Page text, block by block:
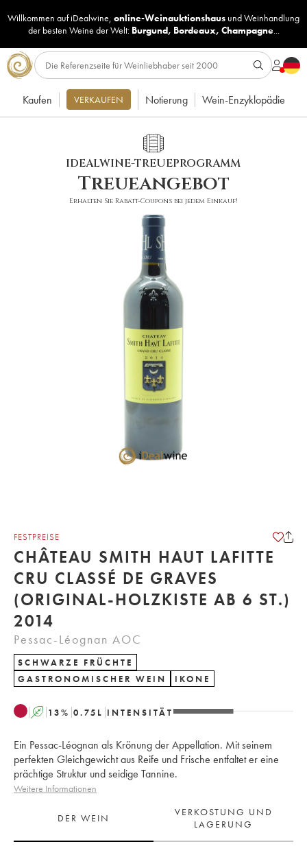
Willkommen auf iDealwine, online-Weinauktionshaus undWeinhandlung
der besten Weine der Welt: Burgund, Bordeaux, Champagne...
Kaufen VERKAUFEN Notierung Wein-Enzyklopädie
IDEALWINE-TREUEPROGRAMM
Treueangebot
Erhalten Sie Rabatt-Coupons bei jedem Einkauf!
FESTPREISE
CHÂTEAU SMITH HAUT LAFITTE
CRU CLASSÉ DE GRAVES
(ORIGINAL-HOLZKISTE AB 6 ST.)
2014
Pessac-Léognan AOC
SCHWARZE FRÜCHTE
GASTRONOMISCHER WEIN
IKONE
A 13% 0.75 L INTENSITÄT
Ein Pessac-Léognan als Krönung der Appellation. Mit seinem
perfekten Gleichgewicht aus Reife und Frische entfaltet er eine
prächtige Struktur und seidige Tannine.
Weitere Informationen
DER WEIN
VERKOSTUNG UND
LAGERUNG